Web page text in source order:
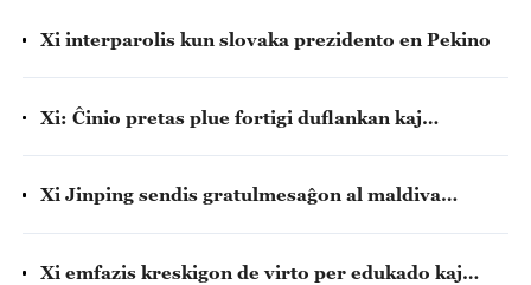
Xi interparolis kun slovaka prezidento en Pekino
Xi: Ĉinio pretas plue fortigi duflankan kaj
Xi Jinping sendis gratulmesaĝon al maldiva
datreveno de sendependeco de Maldivoj
Xi emfazis kreskigon de virto per edukado kaj